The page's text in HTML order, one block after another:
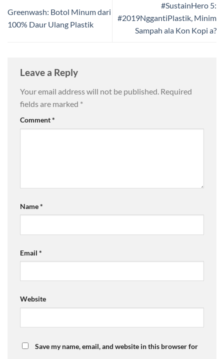
Greenwash: Botol Minum dari
100% Daur Ulang Plastik
#SustainHero 5:
#2019NggantiPlastik, Minim
Sampah ala Kon Kopi a?
Leave a Reply
Your email address will not be published. Required
fields are marked *
Comment*
Name*
Email *
Website
Save my name, email, and website in this browser for